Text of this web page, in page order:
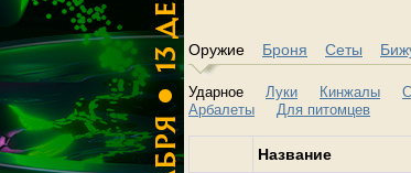
Оружие Броня Сеты
Ударное Луки Кинжалы
Арбалеты
Для питомцев
Название